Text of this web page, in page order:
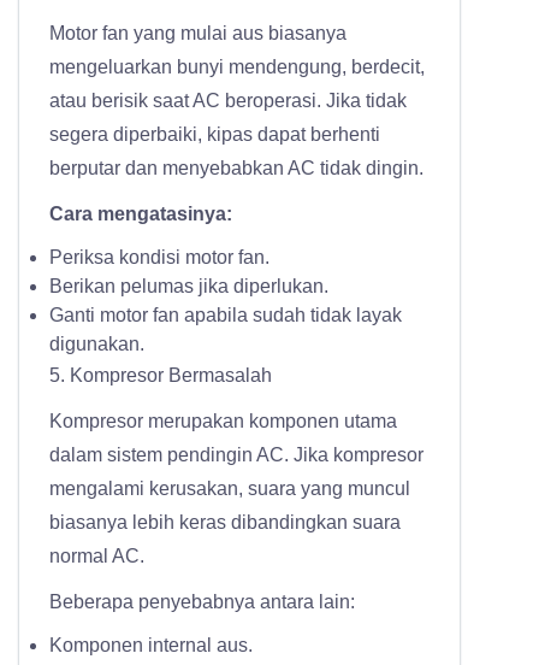
Motor fan yang mulai aus biasanya
mengeluarkan bunyi mendengung, berdecit,
atau berisik saat AC beroperasi. Jika tidak
segera diperbaiki, kipas dapat berhenti
berputar dan menyebabkan AC tidak dingin.
Cara mengatasinya:
Periksa kondisi motor fan.
Berikan pelumas jika diperlukan.
Ganti motor fan apabila sudah tidak layak
digunakan.
5. Kompresor Bermasalah
Kompresor merupakan komponen utama
dalam sistem pendingin AC. Jika kompresor
mengalami kerusakan, suara yang muncul
biasanya lebih keras dibandingkan suara
normal AC.
Beberapa penyebabnya antara lain:
Komponen internal aus.